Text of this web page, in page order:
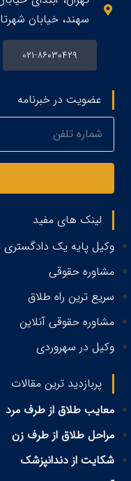
سهند، خیابان شهرتاش، پلاک ۲۸،
۰۲۱-۸۶۰۳۰۴۲۹
عضویت در خبرنامه
لینک های مفید
وکیل پایه یک دادگستری
مشاوره حقوقی
سریع ترین راه طلاق
مشاوره حقوقی آنلاین
وکیل در سهروردی
پربازدید ترین مقالات
معایب طلاق از طرف مرد
مراحل طلاق از طرف زن
شکایت از دندانپزشک